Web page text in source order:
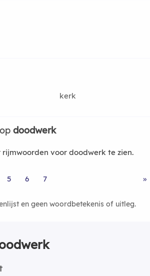
kerk
doodwerk
voor doodwerk te zien.
5 6 7 »
en geen woordbetekenis of uitleg.